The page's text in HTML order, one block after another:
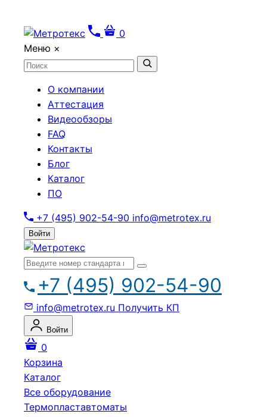
0
Меню ×
О компании
Аттестация
Видеообзоры
FAQ
Контакты
Блог
Каталог
ПО
+7 (495) 902-54-90 info@metrotex.ru
Войти
+7 (495) 902-54-90
info@metrotex.ru Получить КП
Войти
0
Корзина
Каталог
Все оборудование
Термопластавтоматы